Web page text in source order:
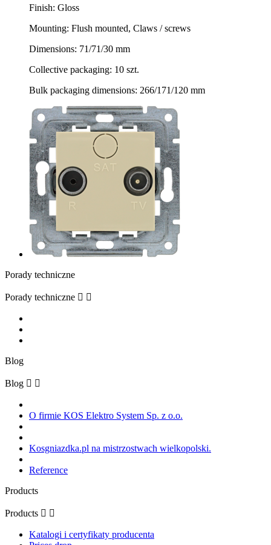
Finish: Gloss
Mounting: Flush mounted, Claws / screws
Dimensions: 71/71/30 mm
Collective packaging: 10 szt.
Bulk packaging dimensions: 266/171/120 mm
Porady techniczne
Porady techniczne  
Blog
Blog  
O firmie KOS Elektro System Sp. z o.o.
Kosgniazdka.pl na mistrzostwach wielkopolski.
Reference
Products
Products  
Katalogi i certyfikaty producenta